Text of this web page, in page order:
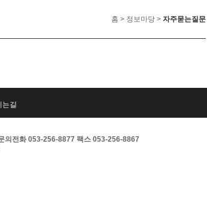
홈 > 정보마당 > 자주묻는질문
는길
의전화 053-256-8877 팩스 053-256-8867